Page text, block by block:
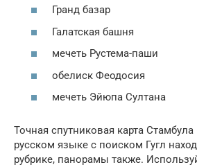
Гранд базар
Галатская башня
мечеть Рустема-паши
обелиск Феодосия
мечеть Эйюпа Султана
Точная спутниковая карта
русском языке с поиском Гугл
рубрике, панорамы также.